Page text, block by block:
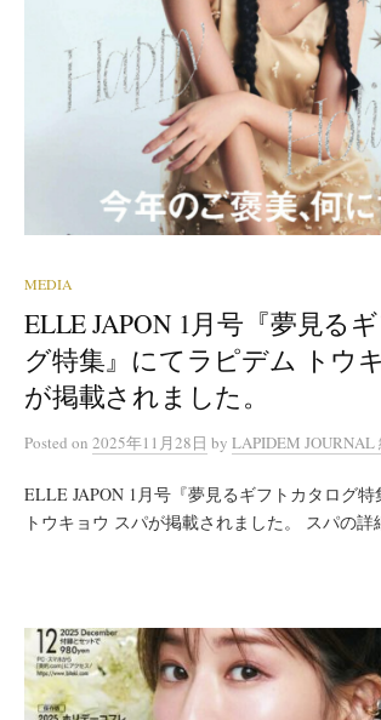
MEDIA
ELLE JAPON 1月号『夢見る
グ特集』にてラピデム トウ
が掲載されました。
Posted on 2025年11月28日 by LAPIDEM JOURNAL
ELLE JAPON 1月号『夢見るギフトカタログ
トウキョウ スパが掲載されました。 スパの詳